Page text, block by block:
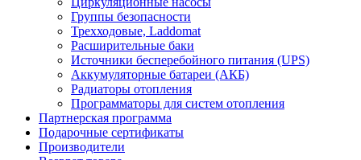
Группы безопасности
Трехходовые, Laddomat
Расширительные баки
Источники бесперебойного питания (UPS)
Аккумуляторные батареи (АКБ)
Радиаторы отопления
Программаторы для систем отопления
Партнерская программа
Подарочные сертификаты
Производители